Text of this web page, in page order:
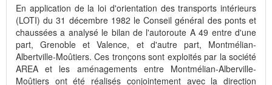
En application de la loi d'orientation des transports intérieurs
(LOTI) du 31 décembre 1982 le Conseil général des ponts et
chaussées a analysé le bilan de l'autoroute A 49 entre d'une
part, Grenoble et Valence, et d'autre part, Montmélian-
Albertville-Moûtiers. Ces tronçons sont exploités par la société
AREA et les aménagements entre Montmélian-Alberville-
Moûtiers ont été réalisés conjointement avec la direction